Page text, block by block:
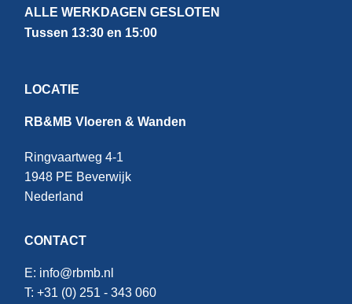
ALLE WERKDAGEN GESLOTEN
Tussen 13:30 en 15:00
LOCATIE
RB&MB Vloeren & Wanden
Ringvaartweg 4-1
1948 PE Beverwijk
Nederland
CONTACT
E: info@rbmb.nl
T: +31 (0) 251 - 343 060